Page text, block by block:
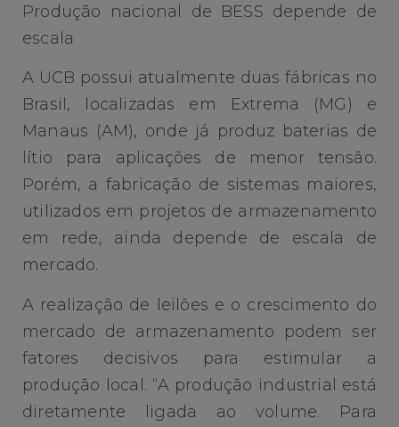
Produção nacional de BESS depende de
escala
A UCB possui atualmente duas fábricas no
Brasil, localizadas em Extrema (MG) e
Manaus (AM), onde já produz baterias de
lítio para aplicações de menor tensão.
Porém, a fabricação de sistemas maiores,
utilizados em projetos de armazenamento
em rede, ainda depende de escala de
mercado.
A realização de leilões e o crescimento do
mercado de armazenamento podem ser
fatores decisivos para estimular a
produção local. “A produção industrial está
diretamente ligada ao volume. Para